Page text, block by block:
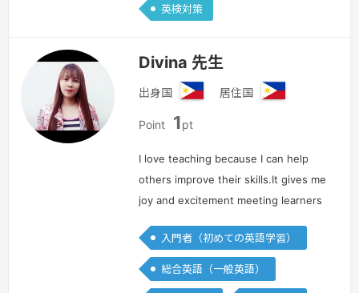
英検対策
Divina 先生
出身国
ィ
ピ
ン
居住国
ピ
ン
Point 1pt
I love teaching because I can help
others improve their skills.It gives me
joy and excitement meeting learners
with wonderful enthusiasm and
positivity.I'm interest…続きを見る »
入門者（初めての英語学習）
総合英語（一般英語）